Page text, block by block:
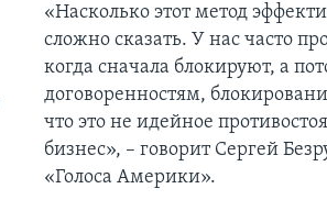
«Насколько этот метод
сложно сказать. У нас часто
когда сначала блокируют, а
договоренностям,
что это не идейное
бизнес», – говорит Сергей
«Голоса Америки».